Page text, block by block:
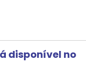
disponível no